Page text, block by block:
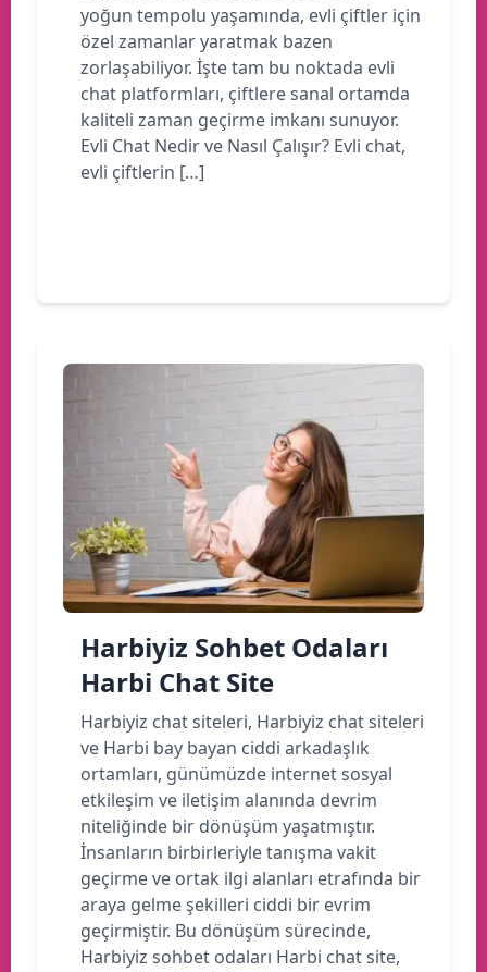
yoğun tempolu yaşamında, evli çiftler için
özel zamanlar yaratmak bazen
zorlaşabiliyor. İşte tam bu noktada evli
chat platformları, çiftlere sanal ortamda
kaliteli zaman geçirme imkanı sunuyor.
Evli Chat Nedir ve Nasıl Çalışır? Evli chat,
evli çiftlerin […]
Harbiyiz Sohbet Odaları
Harbi Chat Site
Harbiyiz chat siteleri, Harbiyiz chat siteleri
ve Harbi bay bayan ciddi arkadaşlık
ortamları, günümüzde internet sosyal
etkileşim ve iletişim alanında devrim
niteliğinde bir dönüşüm yaşatmıştır.
İnsanların birbirleriyle tanışma vakit
geçirme ve ortak ilgi alanları etrafında bir
araya gelme şekilleri ciddi bir evrim
geçirmiştir. Bu dönüşüm sürecinde,
Harbiyiz sohbet odaları Harbi chat site,